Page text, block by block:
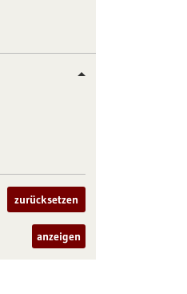
zurücksetzen
anzeigen